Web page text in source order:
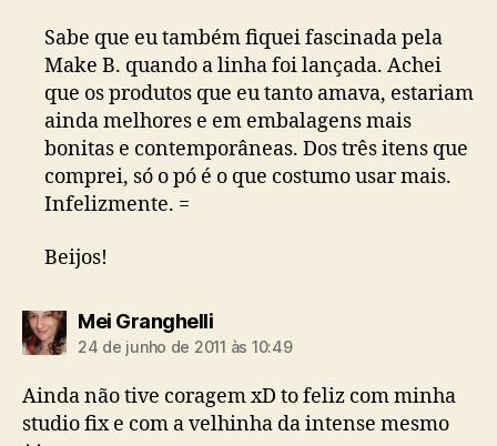
Sabe que eu também fiquei fascinada pela
Make B. quando a linha foi lançada. Achei
que os produtos que eu tanto amava, estariam
ainda melhores e em embalagens mais
bonitas e contemporâneas. Dos três itens que
comprei, só o pó é o que costumo usar mais.
Infelizmente. =
Beijos!
Mei Granghellidiz:
24 de junho de 2011 às 10:49
Ainda não tive coragem xD to feliz com minha
studio fix e com a velhinha da intense mesmo